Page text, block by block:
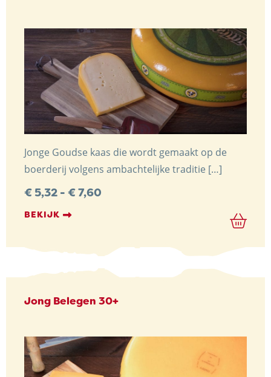
2026 |Algemene voorwaarden |Verzending|
Privacybeleid
Jonge Goudse kaas die wordt gemaakt op de
boerderij volgens ambachtelijke traditie […]
€ 5,32 - €7,60
BEKIJK
Jong Belegen 30+